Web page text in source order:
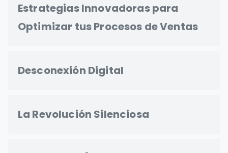
Estrategias Innovadoras para
Optimizar tus Procesos de Ventas
Desconexión Digital
La Revolución Silenciosa